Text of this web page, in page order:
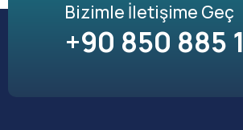
Bizimle İletişime Geç
+90 850 885